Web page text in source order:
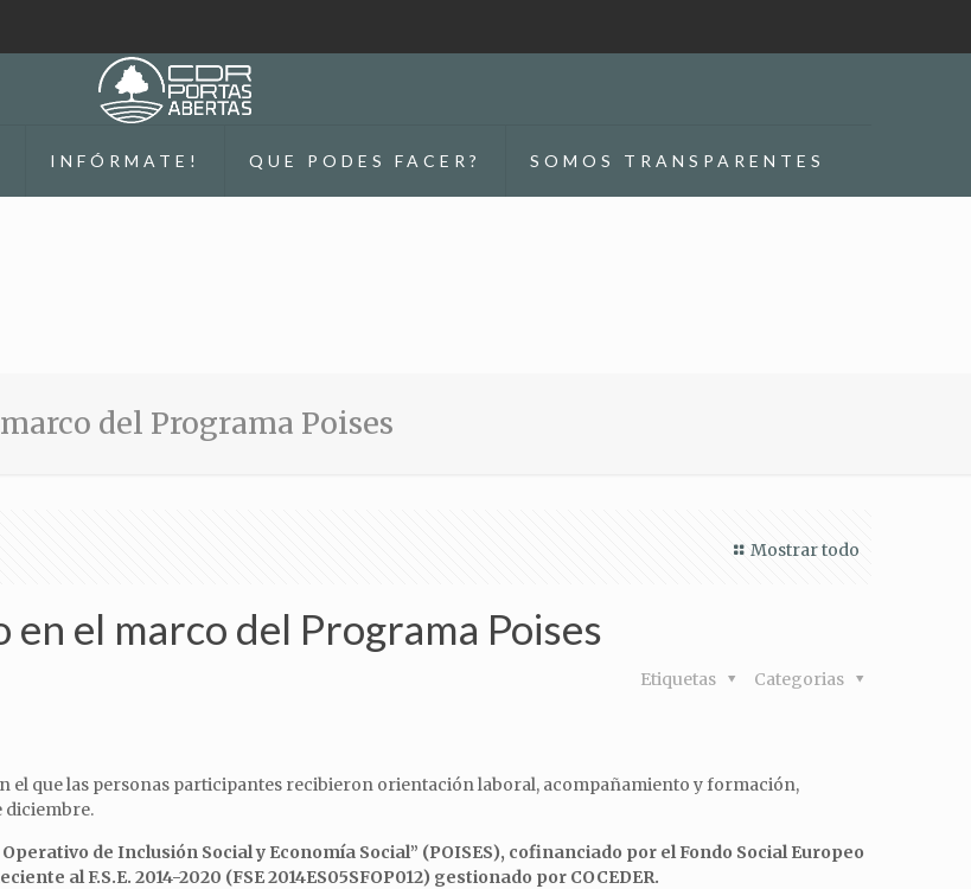
INFÓRMATE! QUE PODES FACER? SOMOS TRANSPARENTES
del Programa Poises
Mostrar todo
el marco del Programa Poises
Categorias
Etiquetas
el que las personas participantes recibieron orientación laboral, acompañamiento y formación,
diciembre.
de Inclusión Social y Economía Social” (POISES), cofinanciado por el Fondo Social Europeo
al F.S.E. 2014-2020 (FSE 2014ES05SFOP012) gestionado por COCEDER.